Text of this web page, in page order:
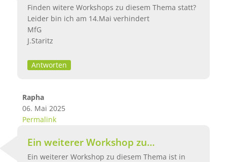
Finden witere Workshops zu diesem Thema statt?
Leider bin ich am 14.Mai verhindert
MfG
J.Staritz
Antworten
Rapha
06. Mai 2025
Antwort auf
Permalink
Ein weiterer Workshop zu…
Ein weiterer Workshop zu diesem Thema ist in